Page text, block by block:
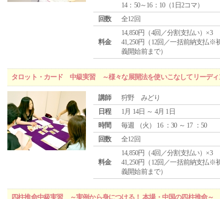
14：50～16：10（1日2コマ）
回数
全12回
料金
14,850円（4回／分割支払い）×3
41,250円（12回／一括前納支払※
義開始前まで）
タロット・カード 中級実習 ～様々な展開法を使いこなしてリーディ
講師
狩野 みどり
日程
1月 14日 ～ 4月 1日
時間
毎週 （火 ） 16 ：30 ～ 17 ：50
回数
全12回
料金
14,850円（4回／分割支払い）×3
41,250円（12回／一括前納支払※
義開始前まで）
四柱推命中級実習 ～実例から身につける！ 本場・中国の四柱推命～